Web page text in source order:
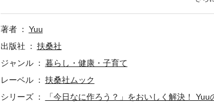
庫にあるもので今すぐ作れるメニューがラインナップさ
ンキング形式で紹介したり、1週間の献立、パーティー
つけました。晩ごはんだけでなく、お弁当作りにも役立
を開いてください。その悩みをおいしく解決するヒント
れており、タブレットなど大きいディスプレイを備えた
著者
Yuu
出版社
扶桑社
ジャンル
暮らし・健康・子育て
レーベル
扶桑社ムック
シリーズ
「今日なに作ろう？」をおいしく解決！